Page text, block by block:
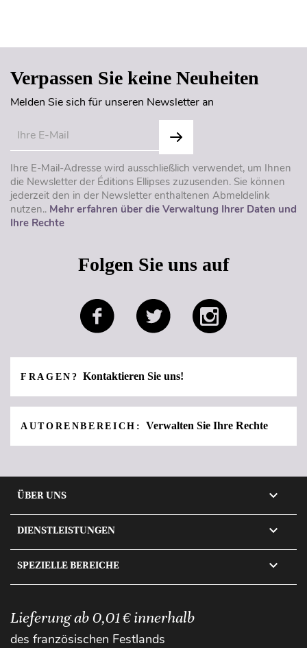
Verpassen Sie keine Neuheiten
Melden Sie sich für unseren Newsletter an
Ihre E-Mail-Adresse wird ausschließlich verwendet, um Ihnen
die Newsletter der Éditions Ellipses zuzusenden. Sie können
jederzeit den in der Newsletter enthaltenen Abmeldelink
nutzen.. Mehr erfahren über die Verwaltung Ihrer Daten und
Ihre Rechte
Folgen Sie uns auf
FRAGEN?Kontaktieren Sie uns!
AUTORENBEREICH: Verwalten Sie Ihre Rechte
ÜBER UNS 
DIENSTLEISTUNGEN 
SPEZIELLE BEREICHE 
Lieferung ab 0,01 € innerhalb
des französischen Festlands